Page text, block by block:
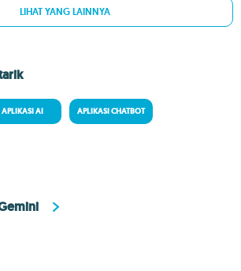
LIHAT YANG LAINNYA
APLIKASI AI APLIKASI CHATBOT